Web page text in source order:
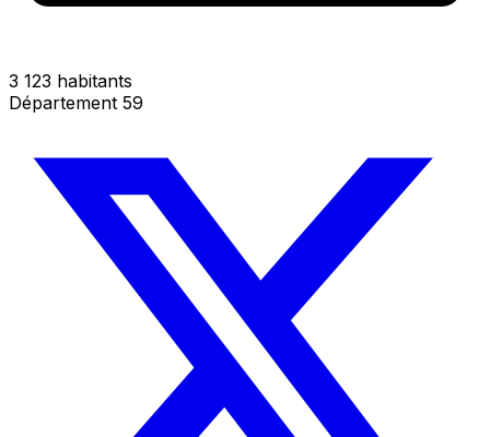
3 123 habitants
Département 59